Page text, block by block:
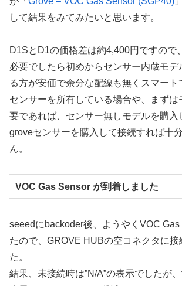
して結果をみてみたいと思います。
D1SとD1の価格差は約4,400円ですので
必要でしたら初めからセンサー内蔵モデ
る方が安価で余分な配線も無くスマー
センサーを所有している場合や、まずは
要であれば、センサー無しモデルを購入
groveセンサーを購入して接続すれば十
ん。
VOC Gas Sensor が到着しました
seeedにbackoder後、ようやくVOC Gas
たので、GROVE HUBの空コネクタに接
た。
結果、未接続時は”N/A”の表示でしたが、